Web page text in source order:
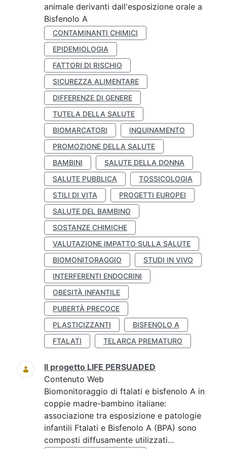
animale derivanti dall'esposizione orale a
Bisfenolo A
CONTAMINANTI CHIMICI
EPIDEMIOLOGIA
FATTORI DI RISCHIO
SICUREZZA ALIMENTARE
DIFFERENZE DI GENERE
TUTELA DELLA SALUTE
BIOMARCATORI
INQUINAMENTO
PROMOZIONE DELLA SALUTE
BAMBINI
SALUTE DELLA DONNA
SALUTE PUBBLICA
TOSSICOLOGIA
STILI DI VITA
PROGETTI EUROPEI
SALUTE DEL BAMBINO
SOSTANZE CHIMICHE
VALUTAZIONE IMPATTO SULLA SALUTE
BIOMONITORAGGIO
STUDI IN VIVO
INTERFERENTI ENDOCRINI
OBESITÀ INFANTILE
PUBERTÀ PRECOCE
PLASTICIZZANTI
BISFENOLO A
FTALATI
TELARCA PREMATURO
Il progetto LIFE PERSUADED
Contenuto Web
Biomonitoraggio di ftalati e bisfenolo A in
coppie madre-bambino italiane:
associazione tra esposizione e patologie
infantili Ftalati e Bisfenolo A (BPA) sono
composti diffusamente utilizzati...